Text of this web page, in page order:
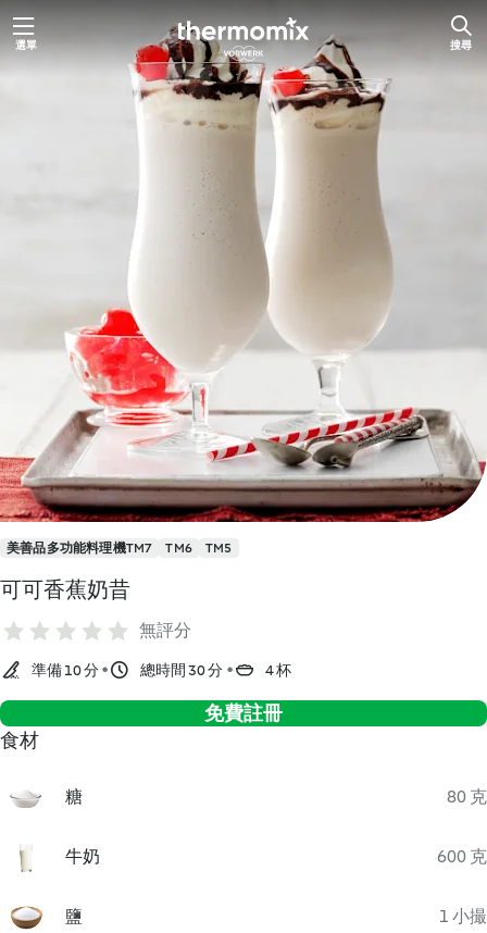
跳選單 搜尋
美善品多功能料理機TM7 TM6 TM5
可可香蕉奶昔
無評分
準備 10 分 總時間 30 分 4 杯
免費註冊
食材
糖 80 克
牛奶 600 克
鹽 1 小撮